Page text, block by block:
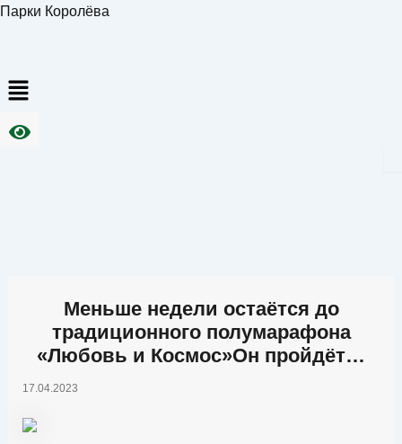
Перейти
Парки Королёва
Меню
Меньше недели остаётся до
традиционного полумарафона
«Любовь и Космос»Он пройдёт…
17.04.2023